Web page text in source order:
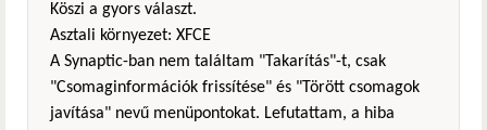
Köszi a gyors választ.
Asztali környezet: XFCE
A Synaptic-ban nem találtam "Takarítás"-t, csak
"Csomaginformációk frissítése" és "Törött csomagok
javítása" nevű menüpontokat. Lefutattam, a hiba